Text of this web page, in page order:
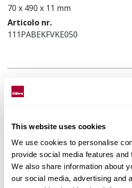
This website uses cookies
We use cookies to personalise
provide social media features and
We also share information about
our social media, advertising and
70 x 490 x 11 mm
Articolo nr.
111PABEKFVKE050
Installazione e
Images